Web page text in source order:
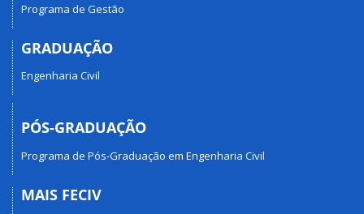
Programa de Gestão
GRADUAÇÃO
Engenharia Civil
PÓS-GRADUAÇÃO
Programa de Pós-Graduação em Engenharia Civil
MAIS FECIV